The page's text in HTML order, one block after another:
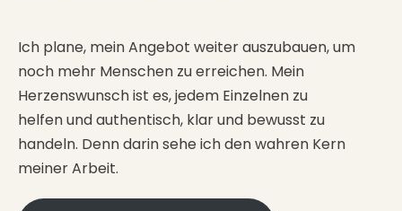
Ich plane, mein Angebot weiter auszubauen, um
noch mehr Menschen zu erreichen. Mein
Herzenswunsch ist es, jedem Einzelnen zu
helfen und authentisch, klar und bewusst zu
handeln. Denn darin sehe ich den wahren Kern
meiner Arbeit.